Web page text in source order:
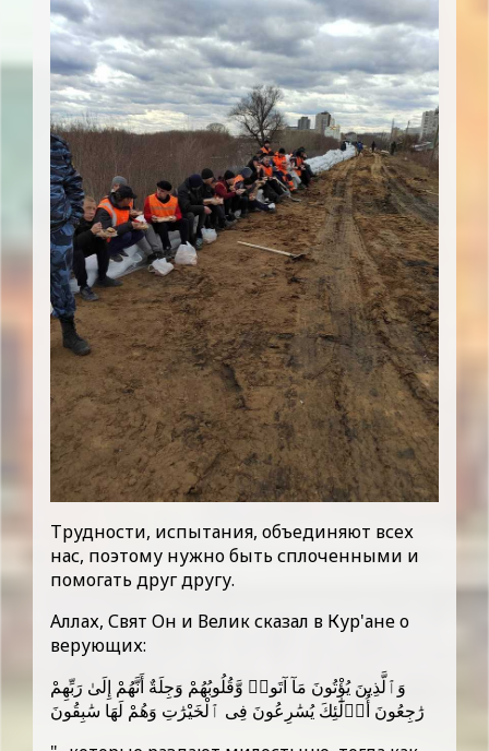
Трудности, испытания, объединяют всех
нас, поэтому нужно быть сплоченными и
помогать друг другу.
Аллах, Свят Он и Велик сказал в Кур'ане о
верующих:
وَٱلَّذِينَ يُؤْتُونَ مَآ آتَوا۟ وَّقُلُوبُهُمْ وَجِلَةٌ أَنَّهُمْ إِلَىٰ رَبِّهِمْ
رَٰجِعُونَ أُو۟لَٰٓئِكَ يُسَٰرِعُونَ فِى ٱلْخَيْرَٰتِ وَهُمْ لَهَا سَٰبِقُونَ